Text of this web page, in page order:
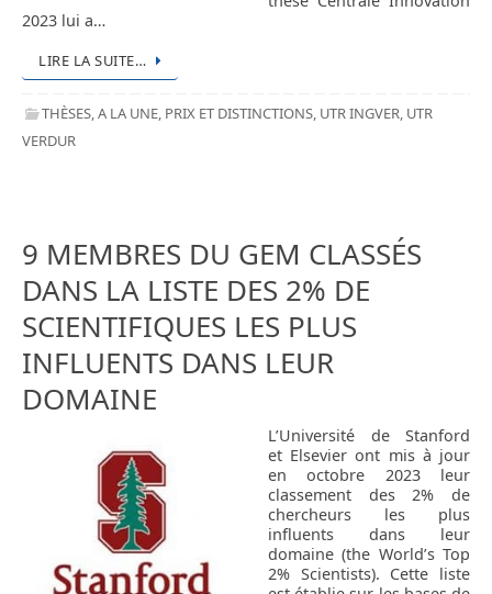
2023 lui a…
LIRE LA SUITE…
THÈSES,A LA UNE, PRIX ET DISTINCTIONS, UTR INGVER, UTR
VERDUR
9 MEMBRES DU GEM CLASSÉS
DANS LA LISTE DES 2% DE
SCIENTIFIQUES LES PLUS
INFLUENTS DANS LEUR
DOMAINE
L’Université de Stanford
et Elsevier ont mis à jour
en octobre 2023 leur
classement des 2% de
chercheurs les plus
influents dans leur
domaine (the World’s Top
2% Scientists). Cette liste